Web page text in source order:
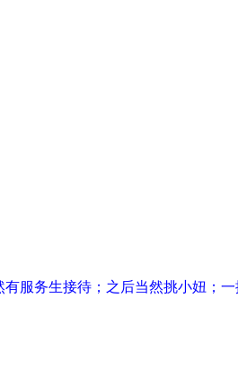
服务生接待；之后当然挑小妞；